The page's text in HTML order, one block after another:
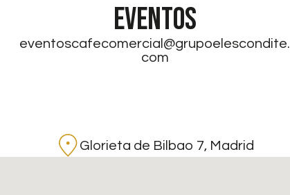
EVENTOS
eventoscafecomercial@grupoelescondite.
com
Glorieta de Bilbao 7, Madrid